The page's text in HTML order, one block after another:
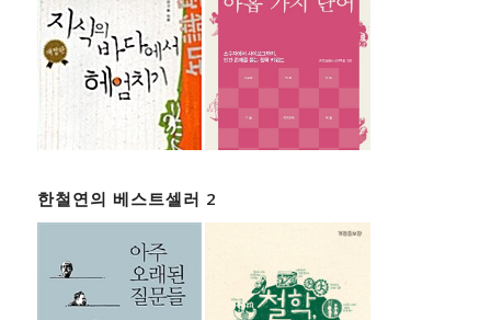
한철연의 베스트셀러 2